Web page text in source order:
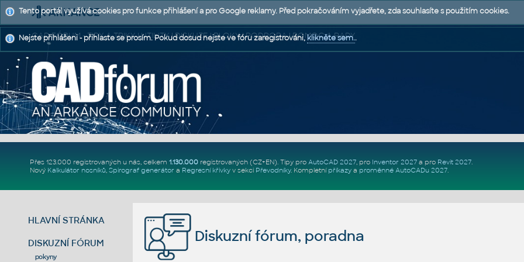
CAD FÓRUM - TIPY A TRIKY | UTILITY | DISKUZE | BLOKY | PODPORA | POMOC A RADY
Přes 123.000 registrovaných u nás, celkem 1.130.000registrovaných (CZ+EN). Tipy pro AutoCAD 2027, pro Inventor 2027a pro Revit 2027.
Nový Kalkulátor nosníků, Spirograf generátor a Regresní křivkyv sekci Převodníky. Kompletní příkazya proměnné AutoCADu 2027.
HLAVNÍ STRÁNKA
DISKUZNÍ FÓRUM
pokyny
Diskuzní fórum, poradna
Tento portál využívá cookies pro funkce přihlášení a pro Google reklamy. Před pokračováním vyjadřete, zda souhlasíte s použitím cookies.
Nejste přihlášeni - přihlaste se prosím. Pokud dosud nejste ve fóru zaregistrováni,klikněte sem..